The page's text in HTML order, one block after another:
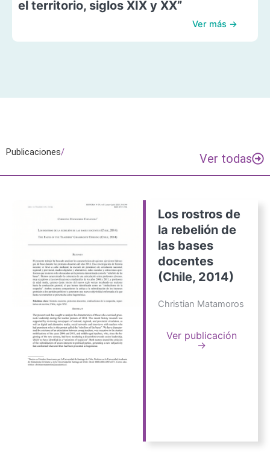
el territorio, siglos XIX y XX”
Ver más →
Publicaciones/ Ver todas
Los rostros de
la rebelión de
las bases
docentes
(Chile, 2014)
Christian Matamoros
Ver publicación
→